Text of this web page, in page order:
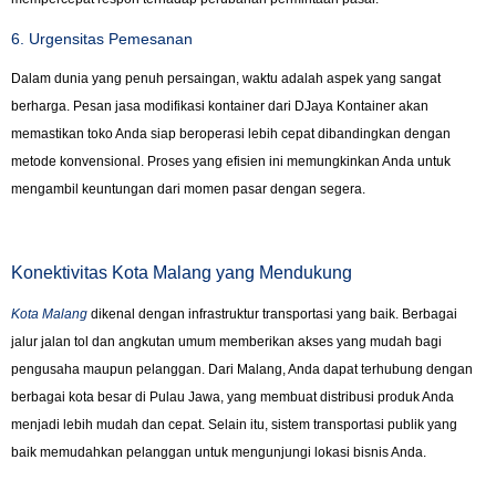
6. Urgensitas Pemesanan
Dalam dunia yang penuh persaingan, waktu adalah aspek yang sangat
berharga. Pesan jasa modifikasi kontainer dari DJaya Kontainer akan
memastikan toko Anda siap beroperasi lebih cepat dibandingkan dengan
metode konvensional. Proses yang efisien ini memungkinkan Anda untuk
mengambil keuntungan dari momen pasar dengan segera.
Konektivitas Kota Malang yang Mendukung
Kota Malang dikenal dengan infrastruktur transportasi yang baik. Berbagai
jalur jalan tol dan angkutan umum memberikan akses yang mudah bagi
pengusaha maupun pelanggan. Dari Malang, Anda dapat terhubung dengan
berbagai kota besar di Pulau Jawa, yang membuat distribusi produk Anda
menjadi lebih mudah dan cepat. Selain itu, sistem transportasi publik yang
baik memudahkan pelanggan untuk mengunjungi lokasi bisnis Anda.